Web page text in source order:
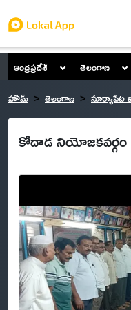
ఆంధ్రప్రదేశ్ తెలంగాణ
హోమ్
తెలంగాణ సూర్యాపేట
కోదాడ